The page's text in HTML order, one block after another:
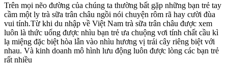
Trên mọi nẽo đường của chúng ta thường bất gặp những bạn trẻ tay
cầm một ly trà sữa trân châu ngồi nói chuyện rôm rã hay cười đùa
vui tính.Từ khi du nhập về Việt Nam trà sữa trân châu được xem
luôn là thức uống được nhìu bạn trẻ ưa chuộng vơi tính chất cầu kì
lạ miệng đặc biệt hòa lẫn vào nhìu hương vị trái cây riêng biệt với
nhau. Và kinh doanh mô hình lưu động luôn được lòng các bạn trẻ
rất nhiều